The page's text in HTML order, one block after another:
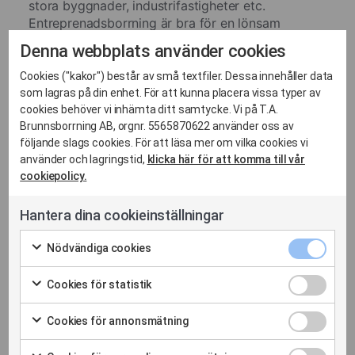
stora byggnader, industrifastigheter etc.
Entreprenadsborrning är bra för en lönsam
grundvärme för uppvärmning samt kylning av
fastigheter.
Läs mer om entreprenadsborrning
Denna webbplats använder cookies
Cookies ("kakor") består av små textfiler. Dessa innehåller data
som lagras på din enhet. För att kunna placera vissa typer av
cookies behöver vi inhämta ditt samtycke. Vi på T.A.
Brunnsborrning AB, orgnr. 5565870622 använder oss av
följande slags cookies. För att läsa mer om vilka cookies vi
använder och lagringstid, klicka här för att komma till vår
cookiepolicy.
Hantera dina cookieinställningar
Nödvändiga cookies
Markera
för
samtycka
till
användning
cookies
Cookies för statistik
Markera
för
samtycka
Cookies
för
statistik
Cookies för annonsmätning
Markera
för
Cookies
för